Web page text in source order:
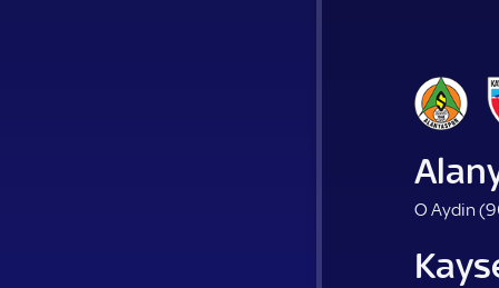
O Aydin (